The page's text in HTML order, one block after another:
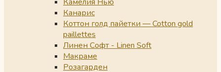
Канарис
Коттон голд пайетки — Cotton gold
paillettes
Линен Софт - Linen Soft
Макраме
Розагарден